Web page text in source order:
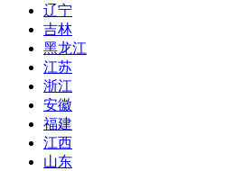
辽宁
吉林
黑龙江
江苏
浙江
安徽
福建
江西
山东